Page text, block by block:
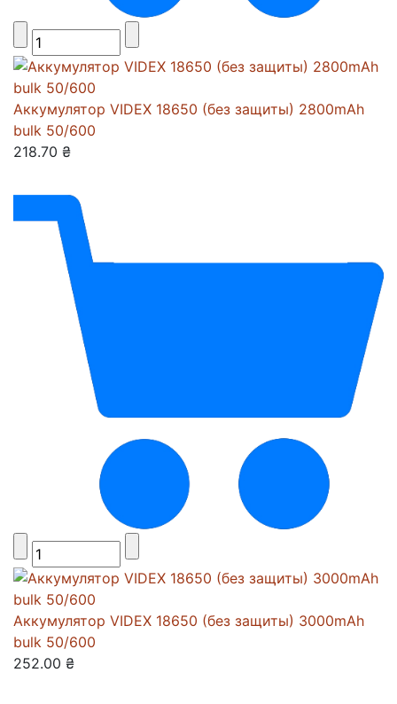
Аккумулятор VIDEX 18650 (без защиты) 2800mAh
bulk 50/600
218.70 ₴
Аккумулятор VIDEX 18650 (без защиты) 3000mAh
bulk 50/600
252.00 ₴